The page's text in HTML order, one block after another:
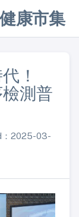
健康市集
代！
測普
：2025-03-